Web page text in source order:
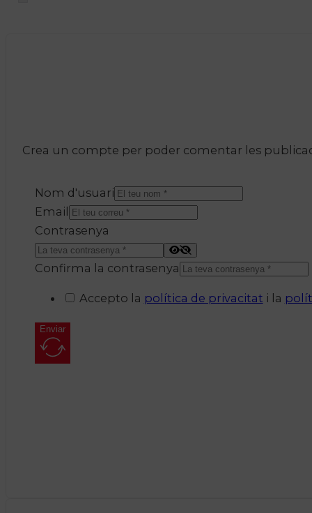
Crea un compte per poder comentar les
Nom d'usuari
Email
Contrasenya
Confirma la contrasenya
Accepto la política de privacitat i la
Enviar